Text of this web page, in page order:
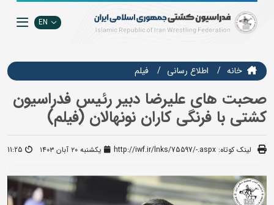
EN
خانه اطلاع رسانی فيلم
صحبت های علیرضا دبیر رئیس فدراسیون
کشتی با فرنگی کاران نونهالان (فیلم)
لینک کوتاه: http://iwf.ir/lnks/75597/-.aspx یکشنبه ۲۰ آبان ۱۴۰۳ 11:25